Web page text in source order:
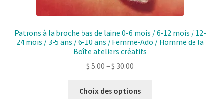
Patrons à la broche bas de laine 0-6 mois / 6-12 mois / 12-
24 mois / 3-5 ans / 6-10 ans / Femme-Ado / Homme de la
Boîte ateliers créatifs
$ 5.00 – $ 30.00
Choix des options